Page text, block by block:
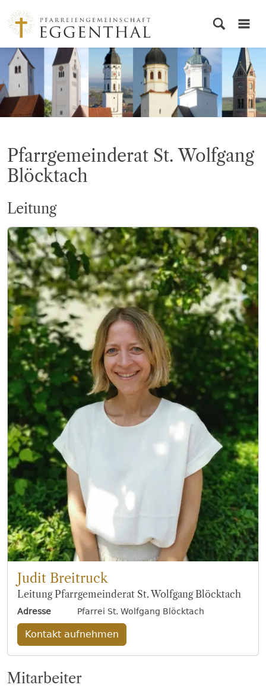
Pfarrgemeinderat St. Wolfgang
Blöcktach
Leitung
Judit Breitruck
Leitung Pfarrgemeinderat St. Wolfgang Blöcktach
Adresse Pfarrei St. Wolfgang Blöcktach
Kontakt aufnehmen
Mitarbeiter